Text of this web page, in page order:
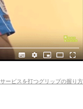
ービスを打つグリップの握り方